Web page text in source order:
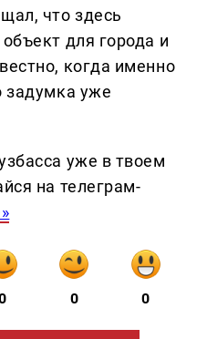
что здесь
для города и
когда именно
задумка уже
уже в твоем
на телеграм-
0 0